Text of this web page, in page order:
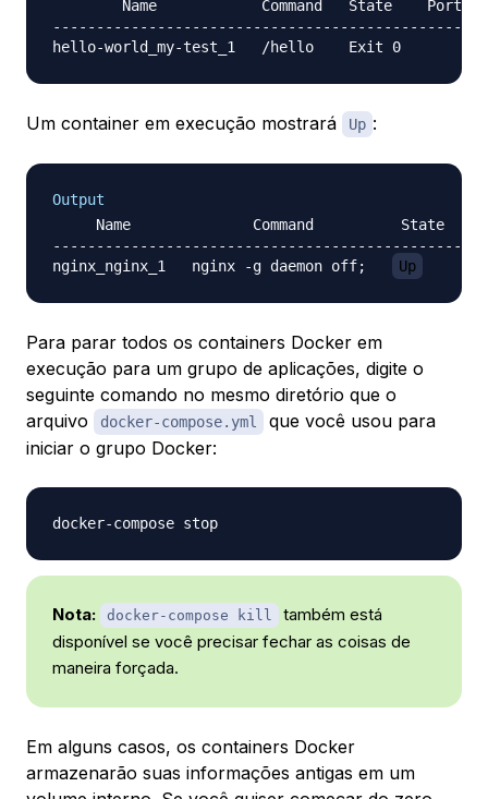
        Name            Command   State    Ports
------------------------------------------------
Um container em execução mostrará Up :
Output
Name              Command
nginx_nginx_1   nginx -g daemon off;
Up
Para parar todos os containers Docker em
execução para um grupo de aplicações, digite o
seguinte comando no mesmo diretório que o
arquivo
docker-compose.yml
que você usou para
iniciar o grupo Docker:
Nota: docker-compose kill
também está
disponível se você precisar fechar as coisas de
maneira forçada.
Em alguns casos, os containers Docker
armazenarão suas informações antigas em um